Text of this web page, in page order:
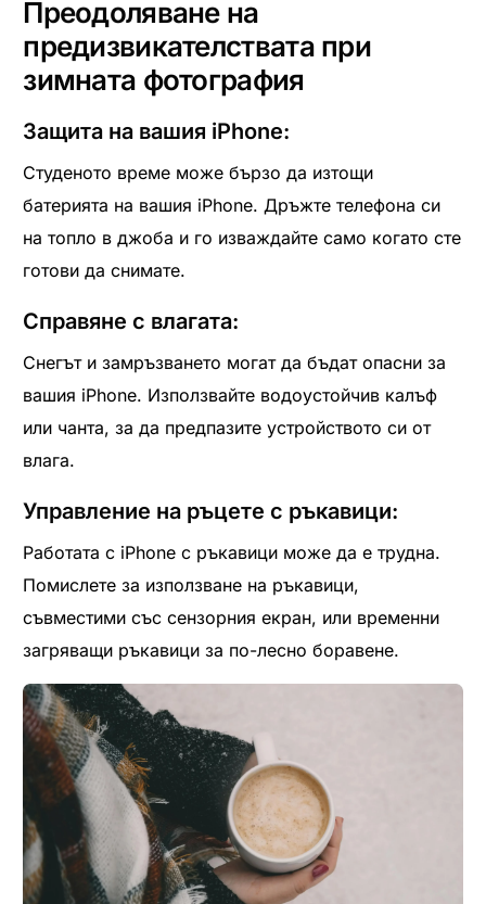
Преодоляване на
предизвикателствата при
зимната фотография
Защита на вашия iPhone:
Студеното време може бързо да изтощи
батерията на вашия iPhone. Дръжте телефона си
на топло в джоба и го изваждайте само когато сте
готови да снимате.
Справяне с влагата:
Снегът и замръзването могат да бъдат опасни за
вашия iPhone. Използвайте водоустойчив калъф
или чанта, за да предпазите устройството си от
влага.
Управление на ръцете с ръкавици:
Работата с iPhone с ръкавици може да е трудна.
Помислете за използване на ръкавици,
съвместими със сензорния екран, или временни
загряващи ръкавици за по-лесно боравене.